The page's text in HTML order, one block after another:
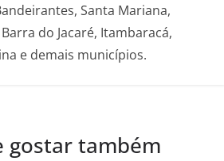
Santa Mariana,
do Jacaré, Itambaracá,
e demais municípios.
gostar também